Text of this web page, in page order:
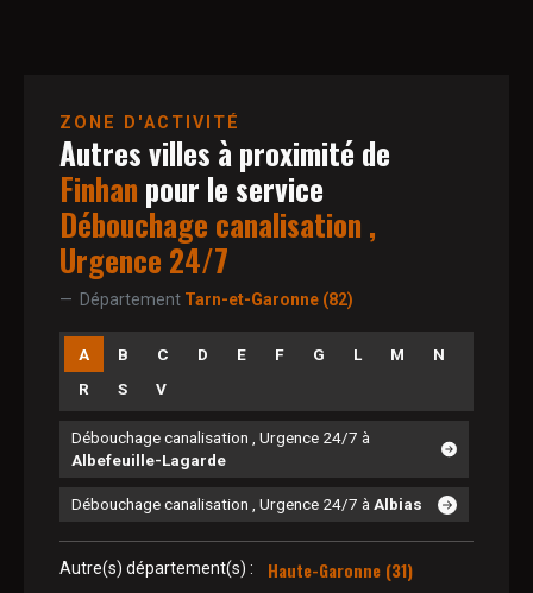
ZONE D'ACTIVITÉ
Autres villes à proximité de
Finhan pour le service
Débouchage canalisation ,
Urgence 24/7
Département Tarn-et-Garonne (82)
A B C D E F G L M
N
R
S V
Débouchage canalisation , Urgence 24/7 à
Albefeuille-Lagarde
Débouchage canalisation , Urgence 24/7 à Albias
Autre(s) département(s) :
Haute-Garonne (31)